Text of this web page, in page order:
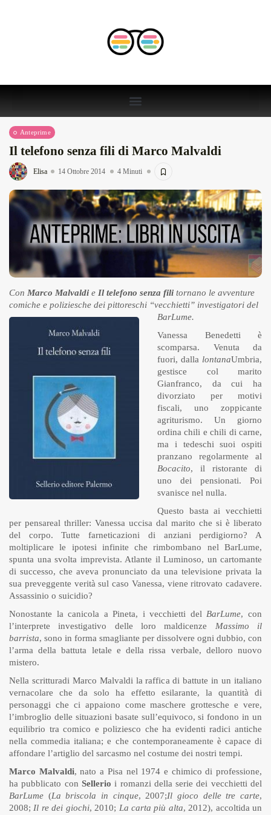
Anteprime
Il telefono senza fili di Marco Malvaldi
Elisa 14 Ottobre 2014 4 Minuti
Con Marco Malvaldi e Il telefono senza fili tornano le avventure
comiche e poliziesche dei pittoreschi “vecchietti” investigatori del
BarLume.
Vanessa Benedetti è
scomparsa. Venuta da
fuori, dalla lontanaUmbria,
gestisce col marito
Gianfranco, da cui ha
divorziato per motivi
fiscali, uno zoppicante
agriturismo. Un giorno
ordina chili e chili di carne,
ma i tedeschi suoi ospiti
pranzano regolarmente al
Bocacito, il ristorante di
uno dei pensionati. Poi
svanisce nel nulla.
Questo basta ai vecchietti
per pensareal thriller: Vanessa uccisa dal marito che si è liberato
del corpo. Tutte farneticazioni di anziani perdigiorno? A
moltiplicare le ipotesi infinite che rimbombano nel BarLume,
spunta una svolta imprevista. Atlante il Luminoso, un cartomante
di successo, che aveva pronunciato da una televisione privata la
sua preveggente verità sul caso Vanessa, viene ritrovato cadavere.
Assassinio o suicidio?
Nonostante la canicola a Pineta, i vecchietti del BarLume, con
l’interprete investigativo delle loro maldicenze Massimo il
barrista, sono in forma smagliante per dissolvere ogni dubbio, con
l’arma della battuta letale e della rissa verbale, delloro nuovo
mistero.
Nella scritturadi Marco Malvaldi la raffica di battute in un italiano
vernacolare che da solo ha effetto esilarante, la quantità di
personaggi che ci appaiono come maschere grottesche e vere,
l’imbroglio delle situazioni basate sull’equivoco, si fondono in un
equilibrio tra comico e poliziesco che ha evidenti radici antiche
nella commedia italiana; e che contemporaneamente è capace di
affondare l’artiglio del sarcasmo nel costume dei nostri tempi.
Marco Malvaldi, nato a Pisa nel 1974 e chimico di professione,
ha pubblicato con Sellerio i romanzi della serie dei vecchietti del
BarLume (La briscola in cinque, 2007;Il gioco delle tre carte,
2008; Il re dei giochi, 2010; La carta più alta, 2012), accoltida un